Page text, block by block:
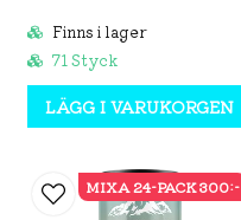
Finns i lager
71 Styck
LÄGG I VARUKORGEN
MIXA 24-PACK 300:-